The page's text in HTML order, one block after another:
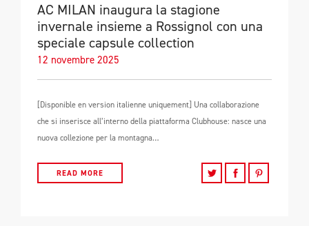
AC MILAN inaugura la stagione
invernale insieme a Rossignol con una
speciale capsule collection
12 novembre 2025
[Disponible en version italienne uniquement] Una collaborazione
che si inserisce all’interno della piattaforma Clubhouse: nasce una
nuova collezione per la montagna…
READ MORE